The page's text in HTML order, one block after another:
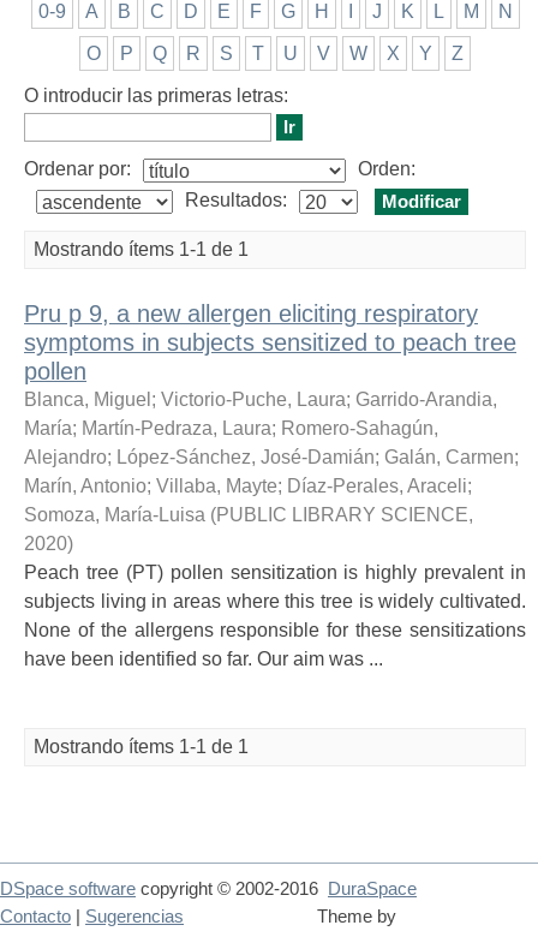
0-9 A B C D E F G H J K L M N
O P Q R S T U V W X Y Z
O introducir las primeras letras:
Ordenar por:
Orden:
Resultados:
Mostrando ítems 1-1 de 1
Pru p 9, a new allergen eliciting respiratory
symptoms in subjects sensitized to peach tree
pollen
Blanca, Miguel ; Victorio-Puche, Laura; Garrido-Arandia,
María; Martín-Pedraza, Laura; Romero-Sahagún,
Alejandro; López-Sánchez, José-Damián; Galán, Carmen;
Marín, Antonio; Villaba, Mayte; Díaz-Perales, Araceli;
Somoza, María-Luisa (PUBLIC LIBRARY SCIENCE,
2020)
Peach tree (PT) pollen sensitization is highly prevalent in
subjects living in areas where this tree is widely cultivated.
None of the allergens responsible for these sensitizations
have been identified so far. Our aim was ...
Mostrando ítems 1-1 de 1
DSpace software copyright © 2002-2016
DuraSpace
Theme by
Contacto Sugerencias